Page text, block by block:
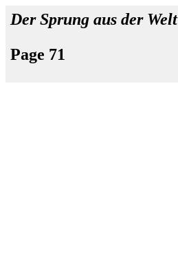
Der Sprung aus der Welt
Page 71